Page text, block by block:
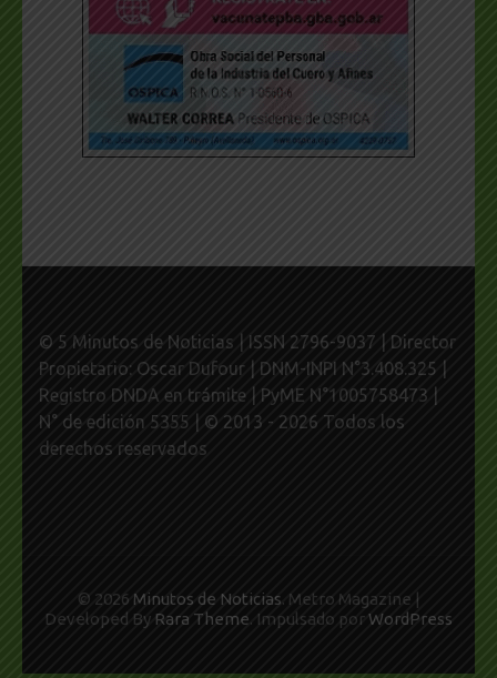
© 5 Minutos de Noticias | ISSN 2796-9037 | Director
Propietario: Oscar Dufour | DNM-INPI N°3.408.325 |
Registro DNDA en trámite | PyME N°1005758473 |
N° de edición 5355 | © 2013 - 2026 Todos los
derechos reservados
© 2026 Minutos de Noticias. Metro Magazine |
Developed By Rara Theme. Impulsado porWordPress